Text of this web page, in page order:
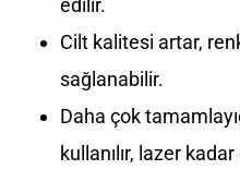
edilir.
Cilt kalitesi artar,
sağlanabilir.
Daha çok
kullanılır, lazer